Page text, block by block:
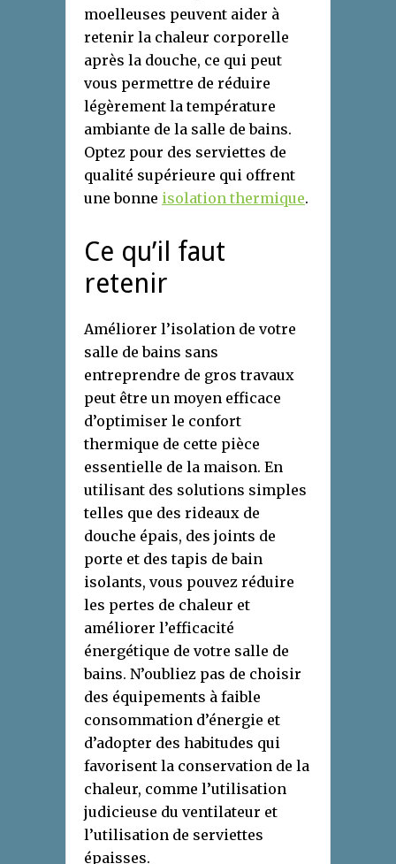
moelleuses peuvent aider à
retenir la chaleur corporelle
après la douche, ce qui peut
vous permettre de réduire
légèrement la température
ambiante de la salle de bains.
Optez pour des serviettes de
qualité supérieure qui offrent
une bonne isolation thermique.
Ce qu’il faut
retenir
Améliorer l’isolation de votre
salle de bains sans
entreprendre de gros travaux
peut être un moyen efficace
d’optimiser le confort
thermique de cette pièce
essentielle de la maison. En
utilisant des solutions simples
telles que des rideaux de
douche épais, des joints de
porte et des tapis de bain
isolants, vous pouvez réduire
les pertes de chaleur et
améliorer l’efficacité
énergétique de votre salle de
bains. N’oubliez pas de choisir
des équipements à faible
consommation d’énergie et
d’adopter des habitudes qui
favorisent la conservation de la
chaleur, comme l’utilisation
judicieuse du ventilateur et
l’utilisation de serviettes
épaisses.